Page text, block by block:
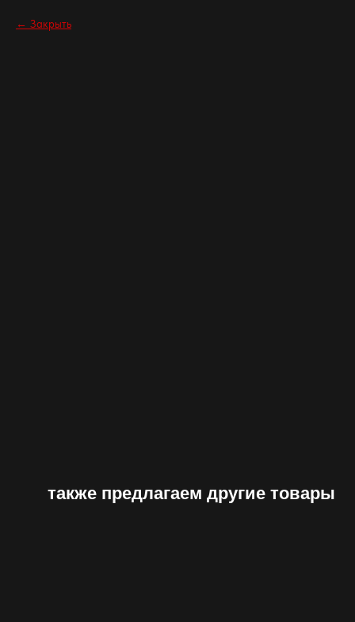
Закрыть
также предлагаем другие товары